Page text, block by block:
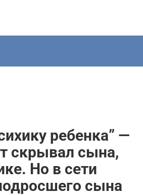
ребенка” —
скрывал сына,
Но в сети
сына